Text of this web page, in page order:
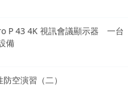
P 43 4K 視訊會議顯示器 一台
備
空演習（二）